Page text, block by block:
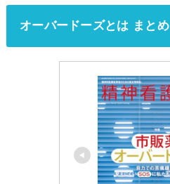
オーバードーズとは まとめ